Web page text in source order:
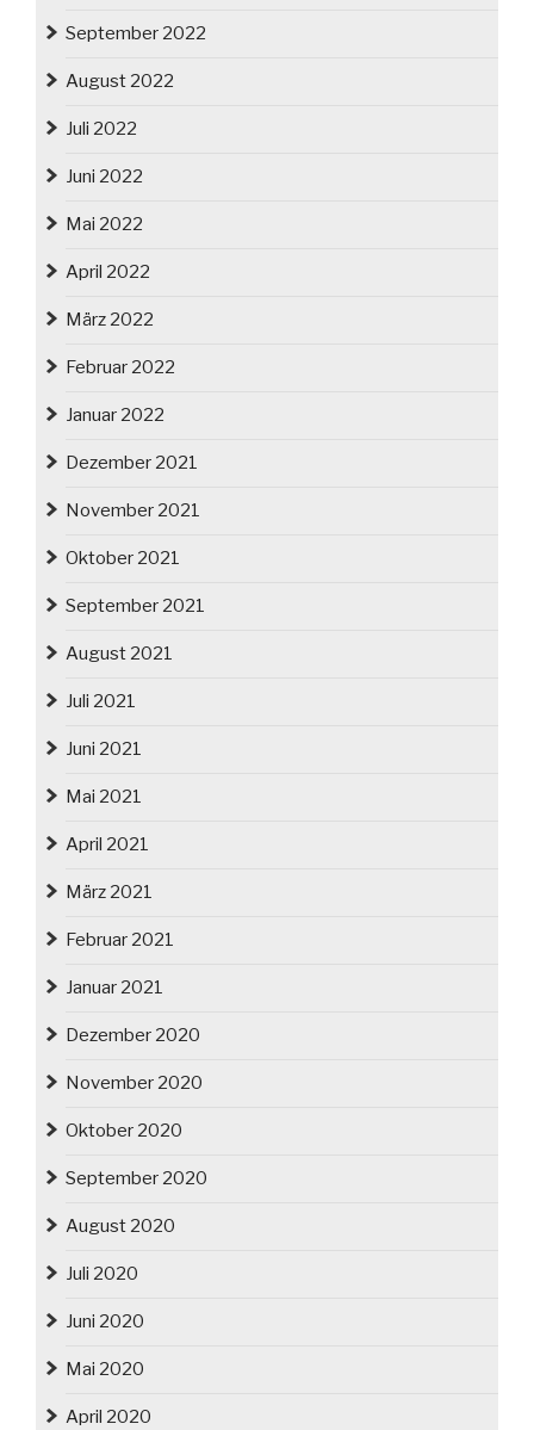
September 2022
August 2022
Juli 2022
Juni 2022
Mai 2022
April 2022
März 2022
Februar 2022
Januar 2022
Dezember 2021
November 2021
Oktober 2021
September 2021
August 2021
Juli 2021
Juni 2021
Mai 2021
April 2021
März 2021
Februar 2021
Januar 2021
Dezember 2020
November 2020
Oktober 2020
September 2020
August 2020
Juli 2020
Juni 2020
Mai 2020
April 2020